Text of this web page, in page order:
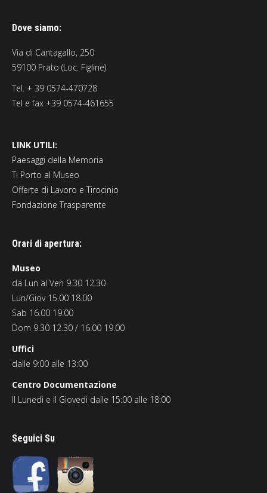
Dove siamo:
Via di Cantagallo, 250
59100 Prato (Loc. Figline)
Tel. + 39 0574-470728
Tel e fax +39 0574-461655
LINK UTILI:
Paesaggi della Memoria
Ti Porto al Museo
Offerte di Lavoro e Tirocinio
Fondazione Trasparente
Orari di apertura:
Museo
da Lun al Ven 9.30 12.30
Lun/Giov 15.00 18.00
Sab 16.00 19.00
Dom 9.30 12.30 / 16.00 19.00
Uffici
dalle 9:00 alle 13:00
Centro Documentazione
Il Lunedì e il Giovedì dalle 15:00 alle 18:00
Seguici Su